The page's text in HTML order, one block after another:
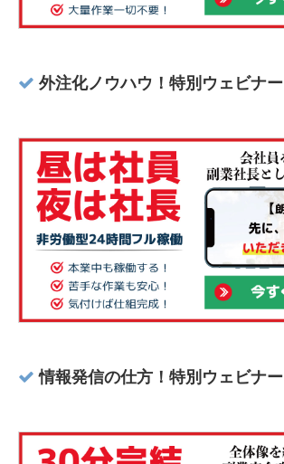
外注化ノウハウ！特別ウェビナー
情報発信の仕方！特別ウェビナー